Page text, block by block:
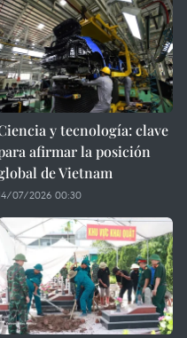
y tecnología: clave
afirmar la posición
de Vietnam
07/2026 00:30